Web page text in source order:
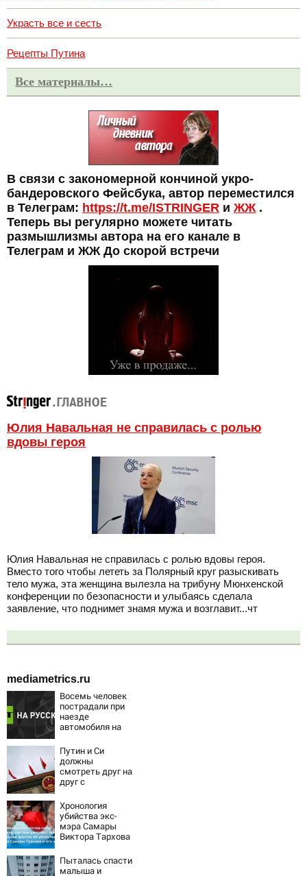
Украсть все и сесть
Рецепты Путина
Все материалы…
В связи с закономерной кончиной укро-
бандеровского Фейсбука, автор переместился
в Телеграм: https://t.me/ISTRINGER и ЖЖ .
Теперь вы регулярно можете читать
размышлизмы автора на его канале в
Телеграм и ЖЖ До скорой встречи
Юлия Навальная не справилась с ролью
вдовы героя
Юлия Навальная не справилась с ролью вдовы героя.
Вместо того чтобы лететь за Полярный круг разыскивать
тело мужа, эта женщина вылезла на трибуну Мюнхенской
конференции по безопасности и улыбаясь сделала
заявление, что поднимет знамя мужа и возглавит...чт
mediametrics.ru
Восемь человек
пострадали при
наезде
автомобиля на
Омске
Путин и Си
должны
смотреть друг на
друг с
Зеленский
поставил задачу
своим
дипломатам
Хронология
убийства экс-
мэра Самары
Виктора Тархова
шокирующих
фактов, новые
Пыталась спасти
малыша и